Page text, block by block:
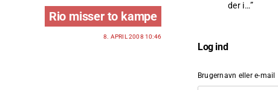
Rio misser to kampe
8. APRIL 2008 10:46
der i…”
Log ind
Brugernavn eller e-mail